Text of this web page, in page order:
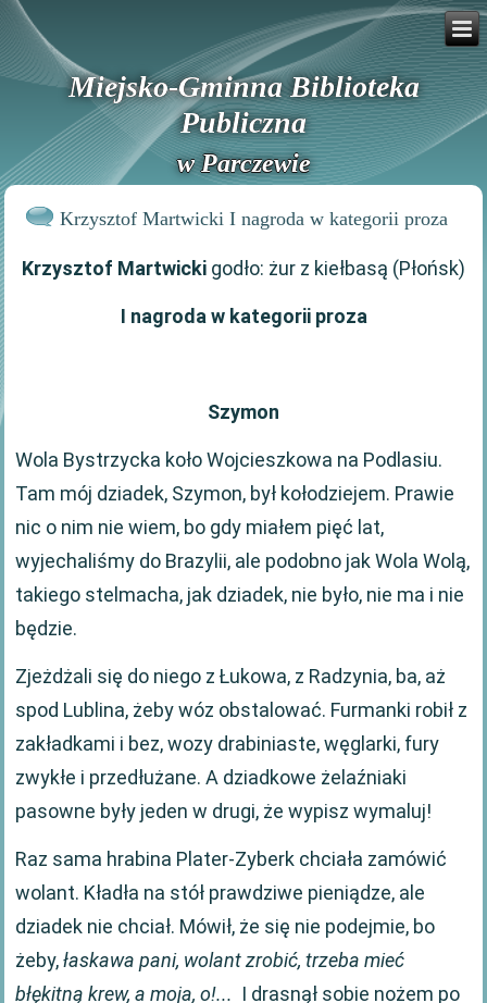
Miejsko-Gminna Biblioteka
Publiczna
w Parczewie
Krzysztof Martwicki I nagroda w kategorii proza
Krzysztof Martwicki godło: żur z kiełbasą (Płońsk)
I nagroda w kategorii proza
Szymon
Wola Bystrzycka koło Wojcieszkowa na Podlasiu.
Tam mój dziadek, Szymon, był kołodziejem. Prawie
nic o nim nie wiem, bo gdy miałem pięć lat,
wyjechaliśmy do Brazylii, ale podobno jak Wola Wolą,
takiego stelmacha, jak dziadek, nie było, nie ma i nie
będzie.
Zjeżdżali się do niego z Łukowa, z Radzynia, ba, aż
spod Lublina, żeby wóz obstalować. Furmanki robił z
zakładkami i bez, wozy drabiniaste, węglarki, fury
zwykłe i przedłużane. A dziadkowe żelaźniaki
pasowne były jeden w drugi, że wypisz wymaluj!
Raz sama hrabina Plater-Zyberk chciała zamówić
wolant. Kładła na stół prawdziwe pieniądze, ale
dziadek nie chciał. Mówił, że się nie podejmie, bo
żeby,łaskawa pani, wolant zrobić, trzeba mieć
błękitną krew, a moja, o!... I drasnął sobie nożem po